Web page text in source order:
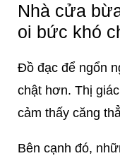
Nhà cửa
oi bức khó
Đồ đạc để ngổn
chật hơn. Thị
cảm thấy căng
Bên cạnh đó,